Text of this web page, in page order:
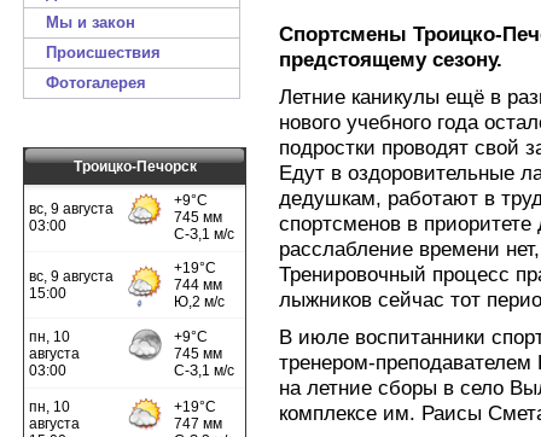
Мы и закон
Происшествия
Фотогалерея
Троицко-Печорск
Спортсмены Троицко-
предстоящему сезону.
Летние каникулы ещё в
нового учебного года
подростки проводят свой
Едут в оздоровительные
дедушкам, работают в
спортсменов в
расслабление времени
Тренировочный процесс
лыжников сейчас тот
В июле воспитанники
тренером-
на летние сборы в село
комплексе им. Раисы